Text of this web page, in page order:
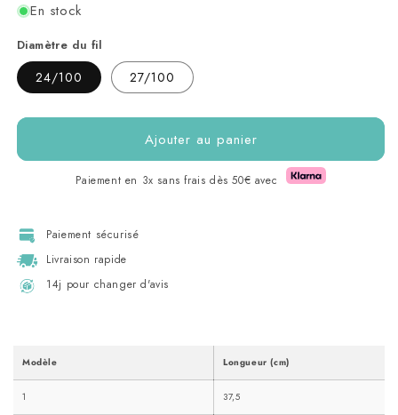
En stock
Diamètre du fil
24/100 27/100
Ajouter au panier
Paiement en 3x sans frais dès 50€ avec
Paiement sécurisé
Livraison rapide
14j pour changer d'avis
Modèle Longueur (cm)
1 37,5